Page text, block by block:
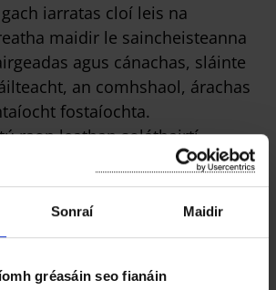
Sonraí Maidir
gréasáin seo fianáin
iarratas cloí leis na
maidir le saincheisteanna
agus cánachas, sláinte
an comhshaol, árachas
fostaíochta.
raon leathan soláthairtí
boga agus crua araon. Míreanna
faoin deontas mar atá
dtéarmaí & coinníollacha.
mhiondíoltóir ainm ainmnithe a
chun cumarsáid a dhéanamh